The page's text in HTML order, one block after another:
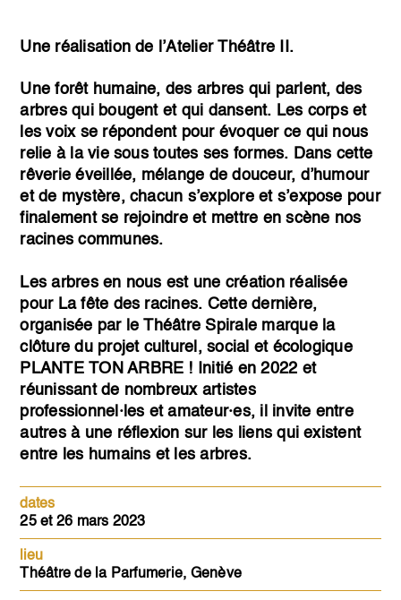
Une réalisation de l’Atelier Théâtre II.
Une forêt humaine, des arbres qui parlent, des
arbres qui bougent et qui dansent. Les corps et
les voix se répondent pour évoquer ce qui nous
relie à la vie sous toutes ses formes. Dans cette
rêverie éveillée, mélange de douceur, d’humour
et de mystère, chacun s’explore et s’expose pour
finalement se rejoindre et mettre en scène nos
racines communes.
Les arbres en nous est une création réalisée
pour La fête des racines. Cette dernière,
organisée par le Théâtre Spirale marque la
clôture du projet culturel, social et écologique
PLANTE TON ARBRE ! Initié en 2022 et
réunissant de nombreux artistes
professionnel·les et amateur·es, il invite entre
autres à une réflexion sur les liens qui existent
entre les humains et les arbres.
dates
25 et 26 mars 2023
lieu
Théâtre de la Parfumerie, Genève